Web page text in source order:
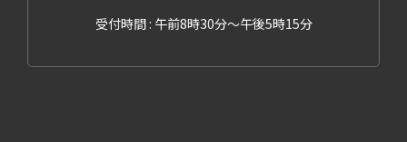
受付時間 : 午前8時30分～午後5時15分